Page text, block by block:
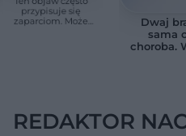
przypisuje się
zaparciom. Może
Dwaj
sama
choroba.
REDAKTOR